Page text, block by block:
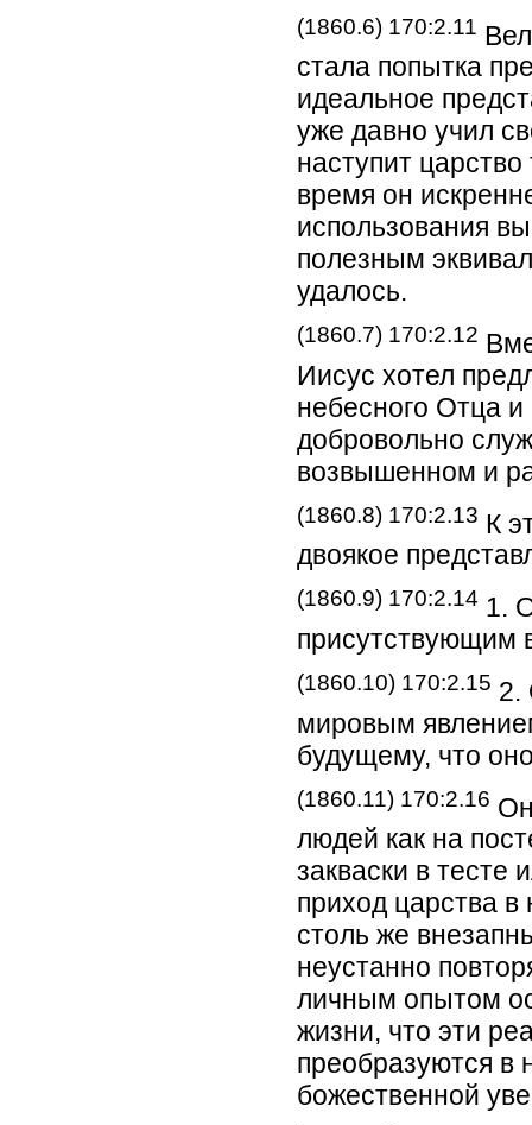
(1860.6) 170:2.11
стала попытка
идеальное
уже давно учил
наступит
время он
использования
полезным
удалось.
(1860.7) 170:2.12
Иисус хотел
небесного Отца
добровольно
возвышенном и
(1860.8) 170:2.13 К
двоякое
(1860.9) 170:2.14 1.
присутствующим
(1860.10) 170:2.15 2.
мировым
будущему, что
(1860.11) 170:2.16
людей как на
закваски в тесте
приход царства
столь же
неустанно
личным опытом
жизни, что эти
преобразуются в
божественной